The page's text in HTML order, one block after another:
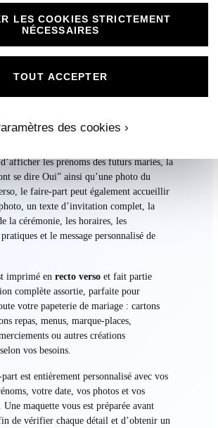
format paysage20 x 10 cm. Dans la
que le faire-partN°219, cette version
une mise en page raffinée, idéale pour
une belle photo des mariés à l’avant,
décor chic inspiré de l’univers du
d’un costume bleu profond, créant
les prénoms des futurs mariés, la
se dire Oui” ainsi qu’une photo du
le faire-part peut également accueillir
un texte d’invitation complet, la
la cérémonie, les horaires, les
et le message personnalisé de
imprimé en recto versoet fait partie
complète assortie, parfaite pour
votre papeterie de mariage : cartons
repas, menus, marque-places,
ou autres créations
vos besoins.
est entièrement personnalisé avec vos
votre date, vos photos et vos
maquette vous est préparée avant
de vérifier chaque détail et d’obtenir un
LES COOKIES STRICTEMENT
NÉCESSAIRES
des cookies ›
TOUT ACCEPTER